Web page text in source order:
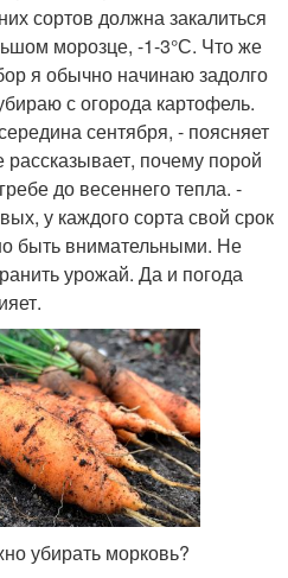
сортов должна закалиться
морозце, -1-3°С. Что же
я обычно начинаю задолго
с огорода картофель.
сентября, - поясняет
почему порой
до весеннего тепла. -
у каждого сорта свой срок
быть внимательными. Не
урожай. Да и погода
убирать морковь?